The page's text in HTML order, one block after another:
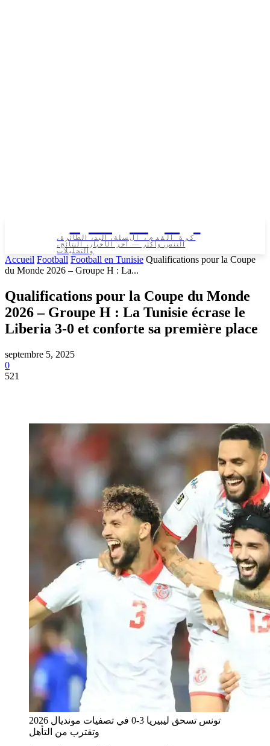
كرة القدم، السلة، اليد، الطائرة،
التنس وأكثر — آخر الأخبار، النتائج،
والتحليلات
Accueil Football Football en Tunisie Qualifications pour la Coupe
du Monde 2026 – Groupe H : La...
Qualifications pour la Coupe du Monde
2026 – Groupe H : La Tunisie écrase le
Liberia 3-0 et conforte sa première place
septembre 5, 2025
0
521
تونس تسحق ليبيريا 3-0 في تصفيات مونديال 2026
وتقترب من التأهل